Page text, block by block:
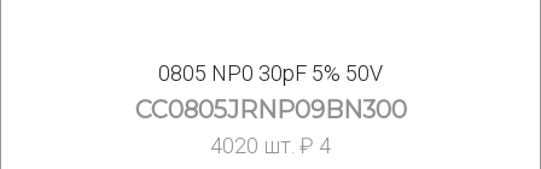
0805 NP0 30pF 5% 50V
CC0805JRNP09BN300
4020 шт. ₽ 4